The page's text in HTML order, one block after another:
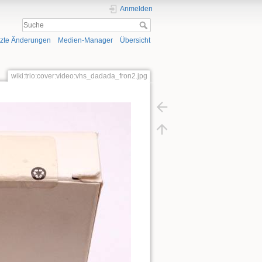
Anmelden
Änderungen Medien-Manager Übersicht
wiki:trio:cover:video:vhs_dadada_fron2.jpg